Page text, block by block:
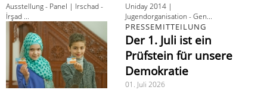
Ausstellung - Panel | Irschad -
İrşad ...
Uniday 2014 |
Jugendorganisation - Gen...
PRESSEMITTEILUNG
Der 1. Juli ist ein
Prüfstein für unsere
Demokratie
01. Juli 2026